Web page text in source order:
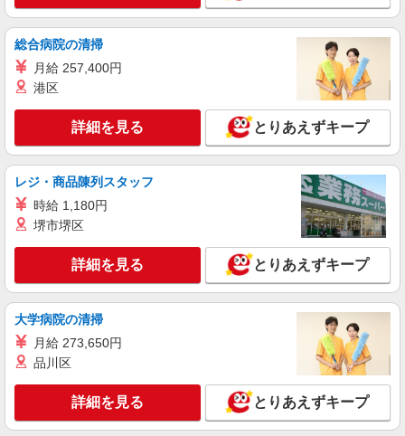
総合病院の清掃
月給 257,400円
港区
詳細を見る とりあえずキープ
レジ・商品陳列スタッフ
時給 1,180円
堺市堺区
詳細を見る とりあえずキープ
大学病院の清掃
月給 273,650円
品川区
詳細を見る とりあえずキープ